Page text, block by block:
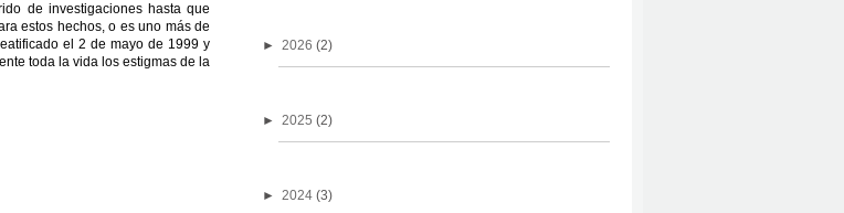
de investigaciones hasta que
estos hechos, o es uno más de
el 2 de mayo de 1999 y
toda la vida los estigmas de la
► 2026 (2)
► 2025 (2)
► 2024 (3)